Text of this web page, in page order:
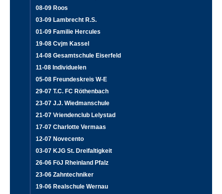
08-09 Roos
03-09 Lambrecht R.S.
01-09 Familie Hercules
19-08 Cvjm Kassel
14-08 Gesamtschule Eiserfeld
11-08 Individuelen
05-08 Freundeskreis W-E
29-07 T.C. FC Röthenbach
23-07 J.J. Wiedmanschule
21-07 Vriendenclub Lelystad
17-07 Charlotte Vermaas
12-07 Novecento
03-07 KJG St. Dreifaltigkeit
26-06 FöJ Rheinland Pfalz
23-06 Zahntechniker
19-06 Realschule Wernau